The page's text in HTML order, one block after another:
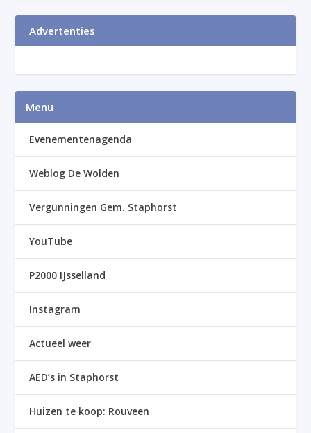
Advertenties
Menu
Evenementenagenda
Weblog De Wolden
Vergunningen Gem. Staphorst
YouTube
P2000 IJsselland
Instagram
Actueel weer
AED’s in Staphorst
Huizen te koop: Rouveen